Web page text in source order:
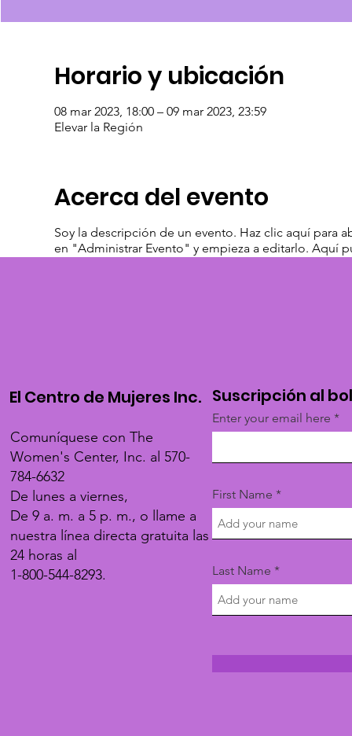
Horario y ubicación
08 mar 2023, 18:00 – 09 mar 2023, 23:59
Elevar la Región
Acerca del evento
Soy la descripción de un evento. Haz clic aquí para
en "Administrar Evento" y empieza a editarlo. Aquí
El Centro de Mujeres Inc.
Comuníquese con The
Women's Center, Inc. al 570-
784-6632
De lunes a viernes,
De 9 a. m. a 5 p. m., o llame a
nuestra línea directa gratuita las
24 horas al
1-800-544-8293.
Suscripción al
Enter your email here
First Name
Last Name